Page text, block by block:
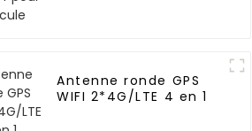
Antenne ronde GPS
WIFI 2*4G/LTE 4 en 1